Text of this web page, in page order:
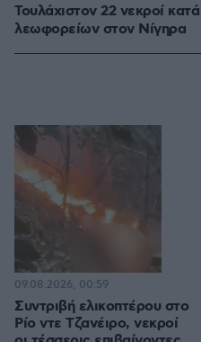
Τουλάχιστον 22 νεκροί
λεωφορείων στον Νίγηρα
Συντριβή ελικοπτέρου στο
Ρίο ντε Τζανέιρο, νεκροί
09.08.2026, 00:59